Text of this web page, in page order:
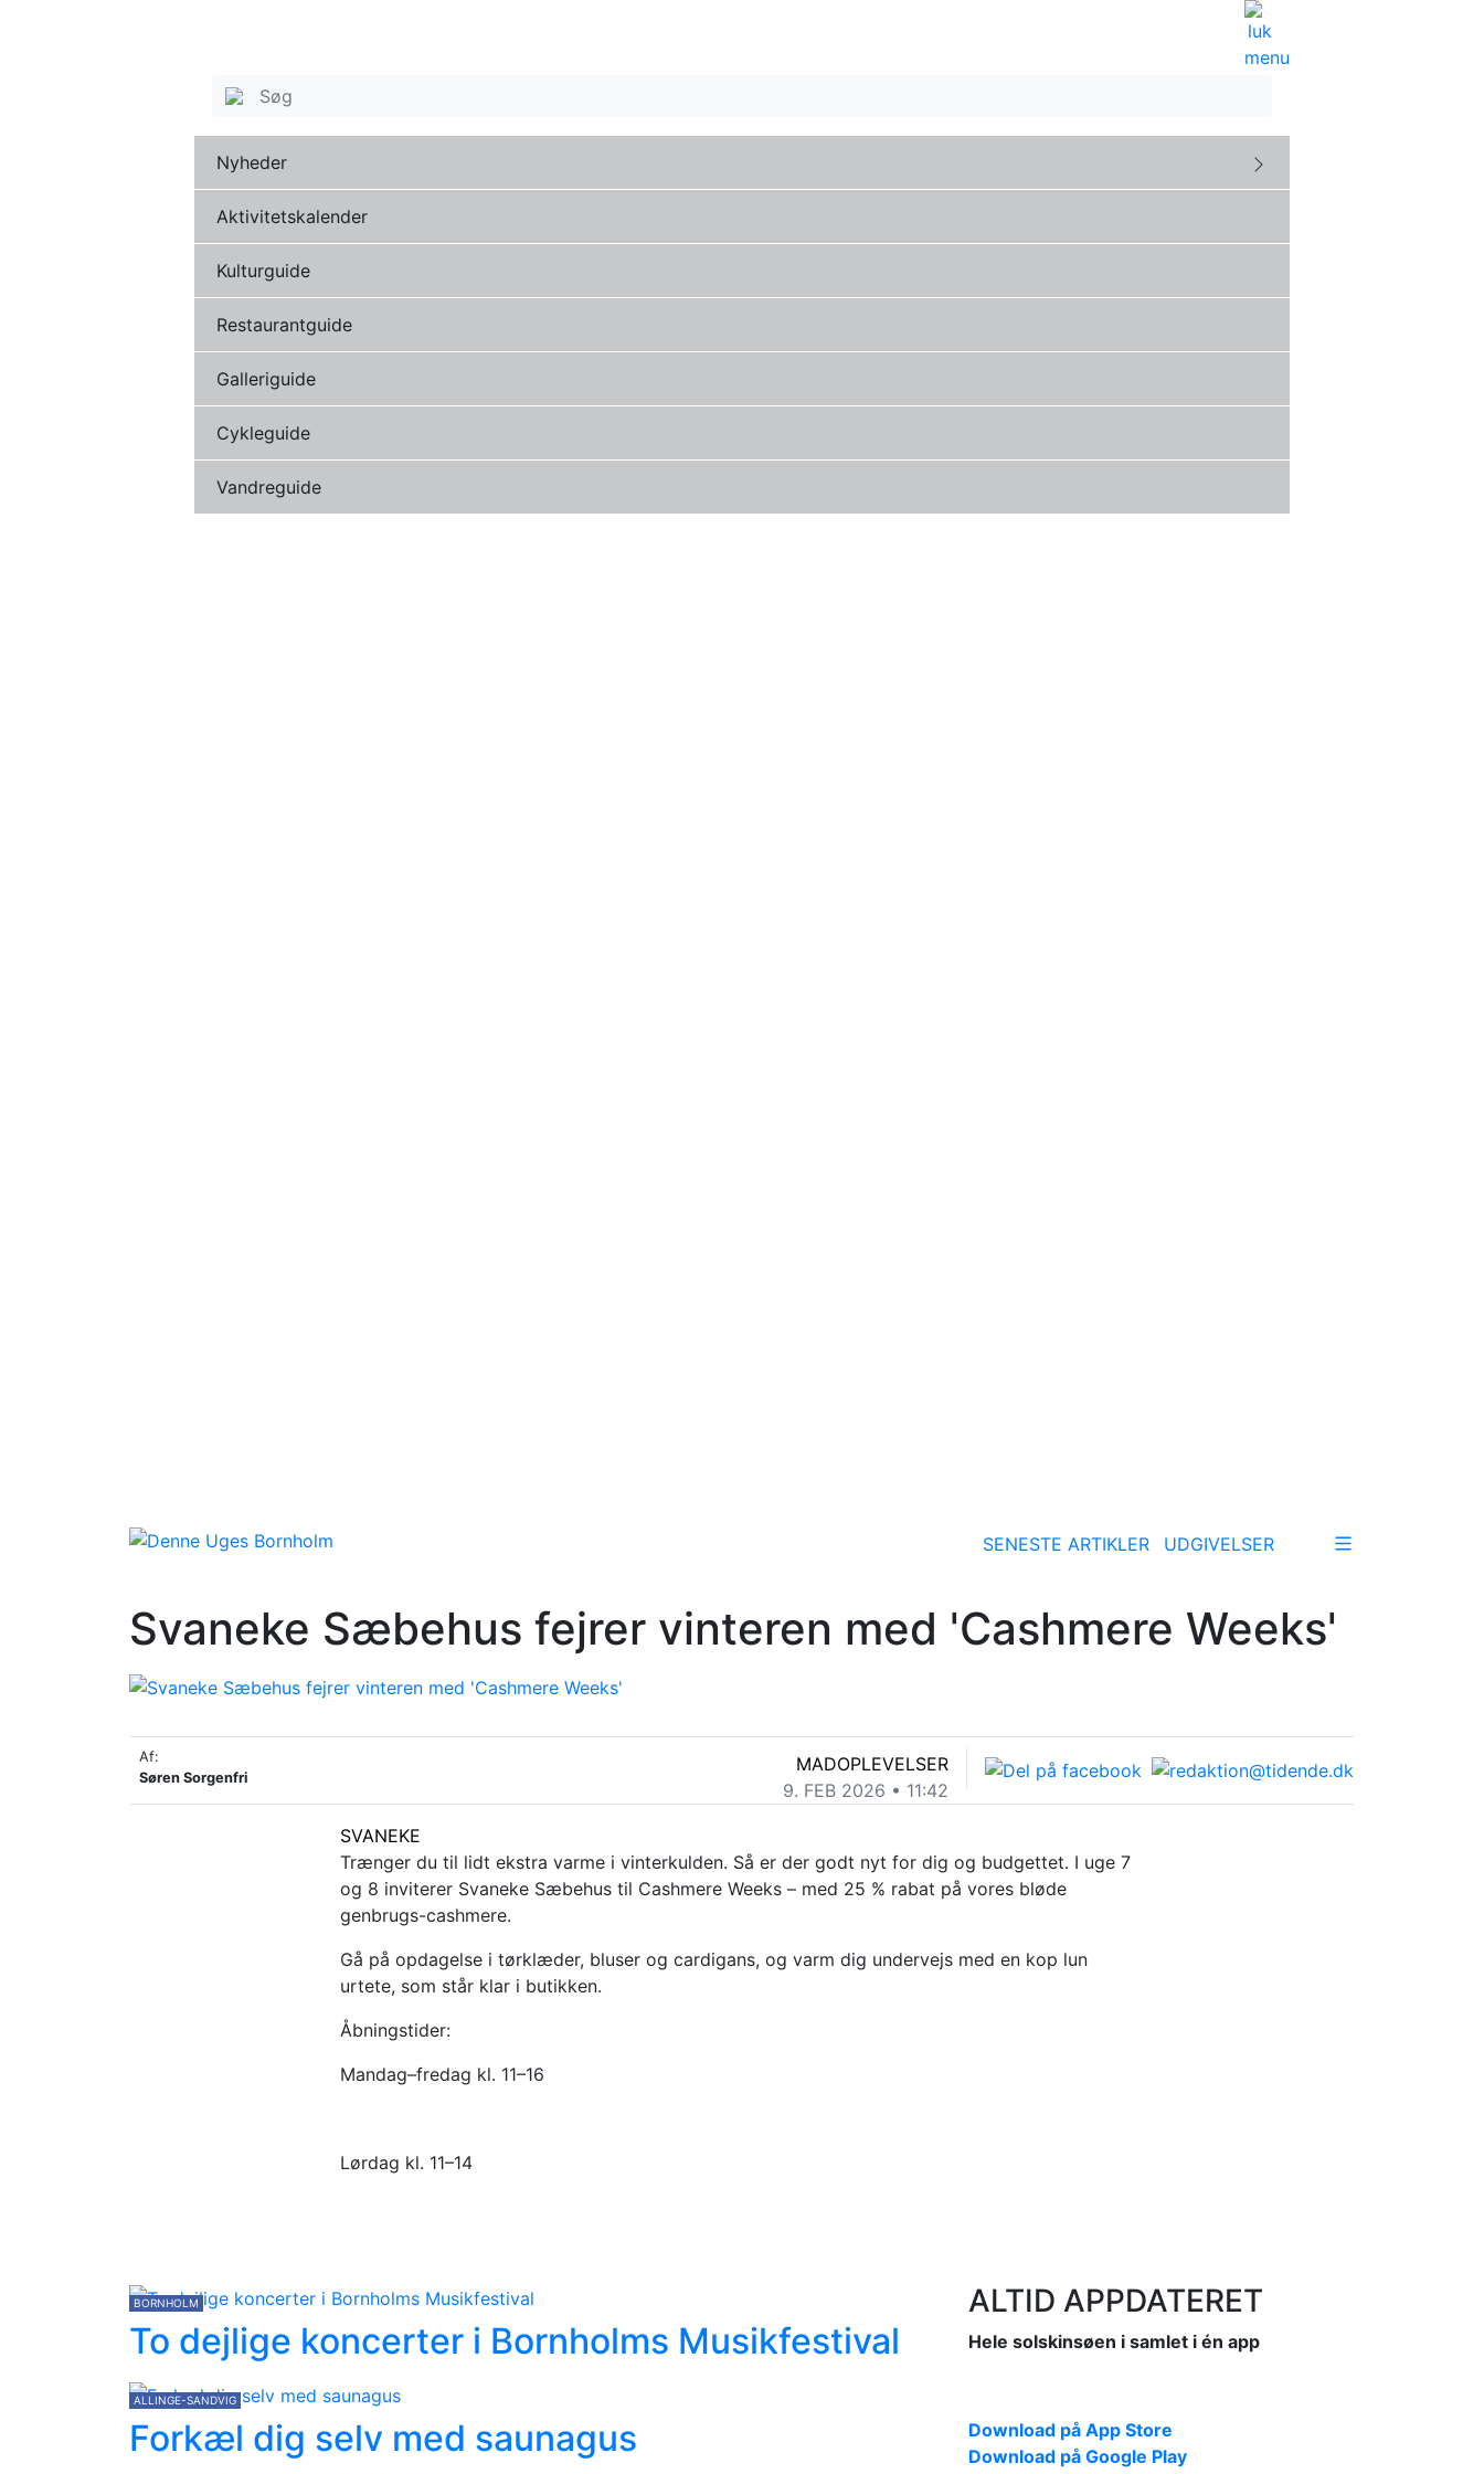
Nyheder
Aktivitetskalender
Kulturguide
Restaurantguide
Galleriguide
Cykleguide
Vandreguide
SENESTE ARTIKLER UDGIVELSER
Svaneke Sæbehus fejrer vinteren med 'Cashmere Weeks'
Af:
Søren Sorgenfri
MADOPLEVELSER
9. FEB 2026 • 11:42
SVANEKE
Trænger du til lidt ekstra varme i vinterkulden. Så er der godt nyt for dig og budgettet. I uge 7
og 8 inviterer Svaneke Sæbehus til Cashmere Weeks – med 25 % rabat på vores bløde
genbrugs-cashmere.
Gå på opdagelse i tørklæder, bluser og cardigans, og varm dig undervejs med en kop lun
urtete, som står klar i butikken.
Åbningstider:
Mandag–fredag kl. 11–16
Lørdag kl. 11–14
BORNHOLM
To dejlige koncerter i Bornholms Musikfestival
ALLINGE-SANDVIG
Forkæl dig selv med saunagus
ALTID APPDATERET
Hele solskinsøen i samlet i én app
Download på App Store
Download på Google Play